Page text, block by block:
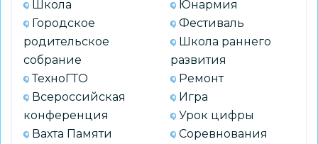
Школа
Городское
родительское
собрание
ТехноГТО
Всероссийская
конференция
Вахта Памяти
Юнармия
Фестиваль
Школа раннего
развития
Ремонт
Игра
Урок цифры
Соревнования